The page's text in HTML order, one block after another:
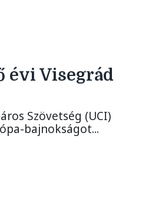
évi Visegrád
Szövetség (UCI)
bajnokságot...